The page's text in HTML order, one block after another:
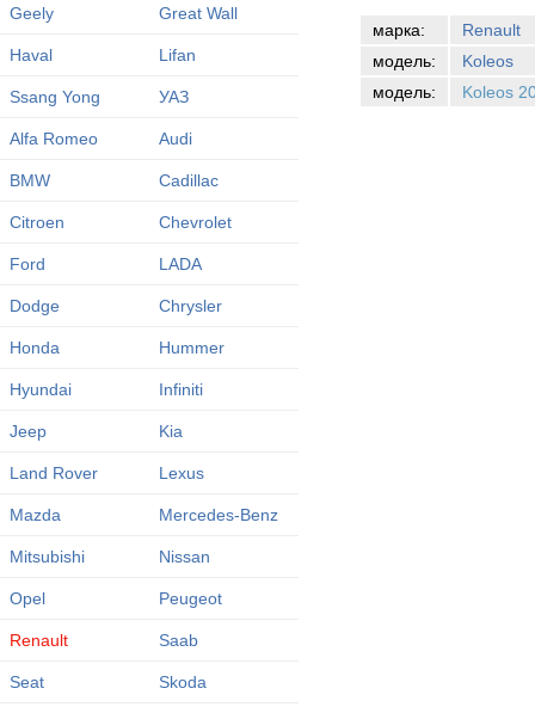
Geely Great Wall
Haval Lifan
Ssang Yong УАЗ
Alfa Romeo Audi
BMW Cadillac
Citroen Chevrolet
Ford LADA
Dodge Chrysler
Honda Hummer
Hyundai Infiniti
Jeep Kia
Land Rover Lexus
Mazda Mercedes-Benz
Mitsubishi Nissan
Opel Peugeot
Renault Saab
Seat Skoda
марка:
Renault
модель:
Koleos
модель:
Koleos